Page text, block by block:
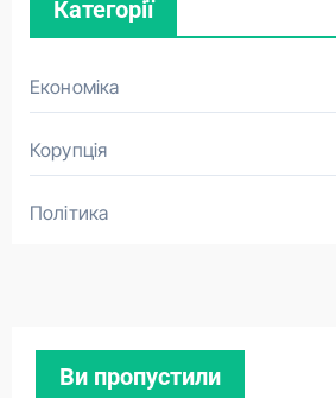
Категорії
Економіка
Корупція
Політика
Ви пропустили